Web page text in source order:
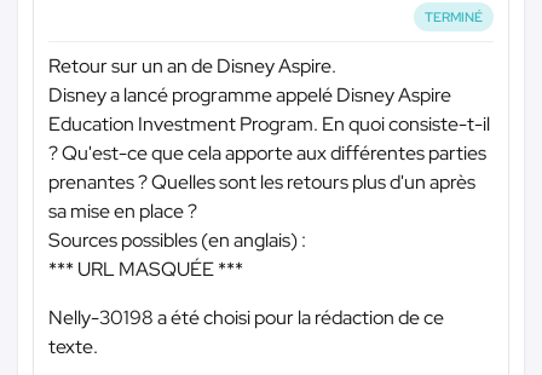
TERMINÉ
Retour sur un an de Disney Aspire.
Disney a lancé programme appelé Disney Aspire
Education Investment Program. En quoi consiste-t-il
? Qu'est-ce que cela apporte aux différentes parties
prenantes ? Quelles sont les retours plus d'un après
sa mise en place ?
Sources possibles (en anglais) :
*** URL MASQUÉE ***
Nelly-30198 a été choisi pour la rédaction de ce
texte.